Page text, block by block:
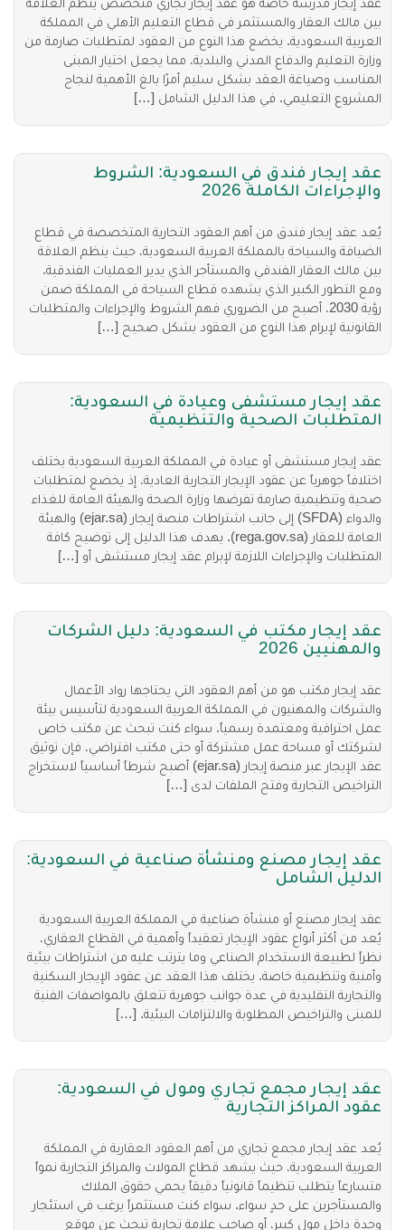
بين مالك العقار والمستثمر في قطاع التعليم الأهلي في المملكة
العربية السعودية. يخضع هذا النوع من العقود لمتطلبات صارمة من
وزارة التعليم والدفاع المدني والبلدية، مما يجعل اختيار المبنى
المناسب وصياغة العقد بشكل سليم أمرًا بالغ الأهمية لنجاح
المشروع التعليمي. في هذا الدليل الشامل […]
عقد إيجار فندق في السعودية: الشروط
والإجراءات الكاملة 2026
يُعد عقد إيجار فندق من أهم العقود التجارية المتخصصة في قطاع
الضيافة والسياحة بالمملكة العربية السعودية، حيث ينظم العلاقة
بين مالك العقار الفندقي والمستأجر الذي يدير العمليات الفندقية.
ومع التطور الكبير الذي يشهده قطاع السياحة في المملكة ضمن
رؤية 2030، أصبح من الضروري فهم الشروط والإجراءات والمتطلبات
القانونية لإبرام هذا النوع من العقود بشكل صحيح […]
عقد إيجار مستشفى وعيادة في السعودية:
المتطلبات الصحية والتنظيمية
عقد إيجار مستشفى أو عيادة في المملكة العربية السعودية يختلف
اختلافاً جوهرياً عن عقود الإيجار التجارية العادية، إذ يخضع لمتطلبات
صحية وتنظيمية صارمة تفرضها وزارة الصحة والهيئة العامة للغذاء
والدواء (SFDA) إلى جانب اشتراطات منصة إيجار (ejar.sa) والهيئة
العامة للعقار (rega.gov.sa). يهدف هذا الدليل إلى توضيح كافة
المتطلبات والإجراءات اللازمة لإبرام عقد إيجار مستشفى أو […]
عقد إيجار مكتب في السعودية: دليل الشركات
والمهنيين 2026
عقد إيجار مكتب هو من أهم العقود التي يحتاجها رواد الأعمال
والشركات والمهنيون في المملكة العربية السعودية لتأسيس بيئة
عمل احترافية ومعتمدة رسمياً. سواء كنت تبحث عن مكتب خاص
لشركتك أو مساحة عمل مشتركة أو حتى مكتب افتراضي، فإن توثيق
عقد الإيجار عبر منصة إيجار (ejar.sa) أصبح شرطاً أساسياً لاستخراج
التراخيص التجارية وفتح الملفات لدى […]
عقد إيجار مصنع ومنشأة صناعية في السعودية:
الدليل الشامل
عقد إيجار مصنع أو منشأة صناعية في المملكة العربية السعودية
يُعد من أكثر أنواع عقود الإيجار تعقيداً وأهمية في القطاع العقاري،
نظراً لطبيعة الاستخدام الصناعي وما يترتب عليه من اشتراطات بيئية
وأمنية وتنظيمية خاصة. يختلف هذا العقد عن عقود الإيجار السكنية
والتجارية التقليدية في عدة جوانب جوهرية تتعلق بالمواصفات الفنية
للمبنى والتراخيص المطلوبة والالتزامات البيئية. […]
عقد إيجار مجمع تجاري ومول في السعودية:
عقود المراكز التجارية
يُعد عقد إيجار مجمع تجاري من أهم العقود العقارية في المملكة
العربية السعودية، حيث يشهد قطاع المولات والمراكز التجارية نمواً
متسارعاً يتطلب تنظيماً قانونياً دقيقاً يحمي حقوق الملاك
والمستأجرين على حدٍ سواء. سواء كنت مستثمراً يرغب في استئجار
وحدة داخل مول كبير، أو صاحب علامة تجارية تبحث عن موقع